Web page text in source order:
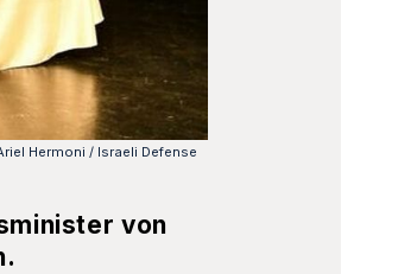
Hermoni / Israeli Defense
von